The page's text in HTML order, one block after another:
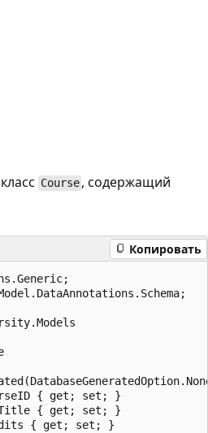
Course , содержащий
Копировать
{ get; set; }
{ get; set; }
{ get; set; }